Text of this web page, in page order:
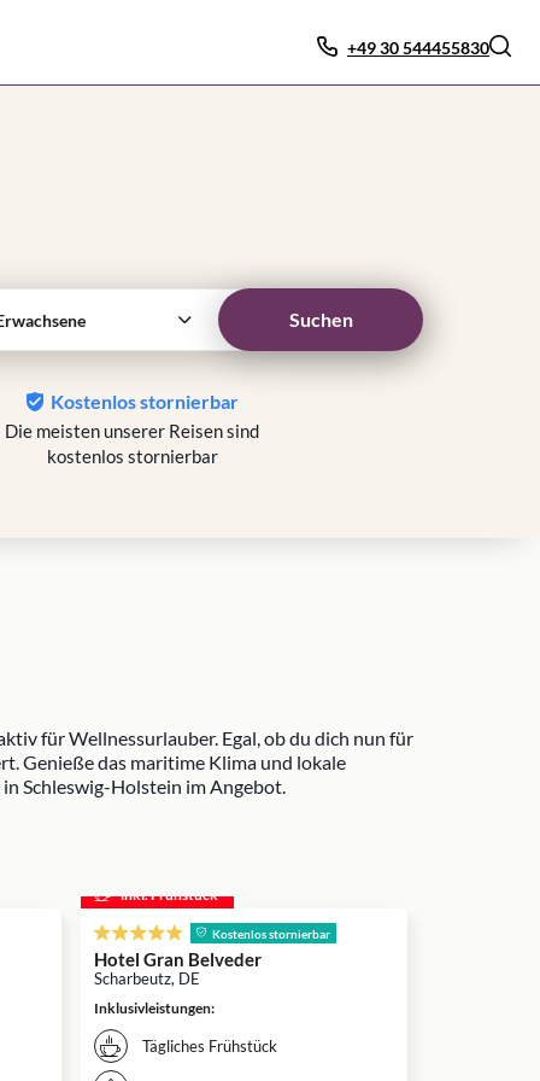
+49 30 544455830
Suchen
Kostenlos stornierbar
Die meisten unserer Reisen sind
kostenlos stornierbar
für Wellnessurlauber. Egal, ob du dich nun für
Genieße das maritime Klima und lokale
Schleswig-Holstein im Angebot.
inkl. Frühstück
Kostenlos stornierbar
Hotel Gran Belveder
Scharbeutz, DE
Inklusivleistungen:
Tägliches Frühstück